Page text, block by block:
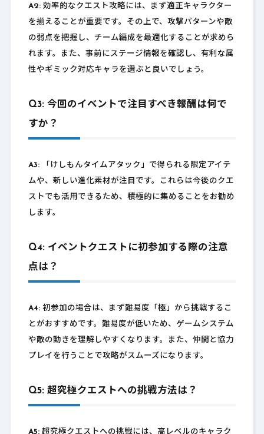
A2:効率的なクエスト攻略には、まず適正キャラクター
を揃えることが重要です。その上で、攻撃パターンや敵
の弱点を把握し、チーム編成を最適化することが求めら
れます。また、事前にステージ情報を確認し、有利な属
性やギミック対応キャラを選ぶと良いでしょう。
Q3: 今回のイベントで注目すべき報酬は何で
すか？
A3:「けしもんタイムアタック」で得られる限定アイテ
ムや、新しい進化素材が注目です。これらは今後のクエ
ストでも活用できるため、積極的に集めることをお勧め
します。
Q4: イベントクエストに初参加する際の注意
点は？
A4:初参加の場合は、まず難易度「極」から挑戦するこ
とがおすすめです。難易度が低いため、ゲームシステム
や敵の動きを理解しやすくなります。また、仲間と協力
プレイを行うことで攻略がスムーズになります。
Q5: 超究極クエストへの挑戦方法は？
A5:超究極クエストへの挑戦には、高レベルのキャラク